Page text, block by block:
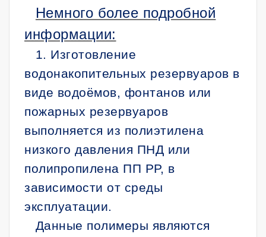
Немного более подробной
информации:
1. Изготовление
водонакопительных резервуаров в
виде водоёмов, фонтанов или
пожарных резервуаров
выполняется из полиэтилена
низкого давления ПНД или
полипропилена ПП РР, в
зависимости от среды
эксплуатации.
Данные полимеры являются